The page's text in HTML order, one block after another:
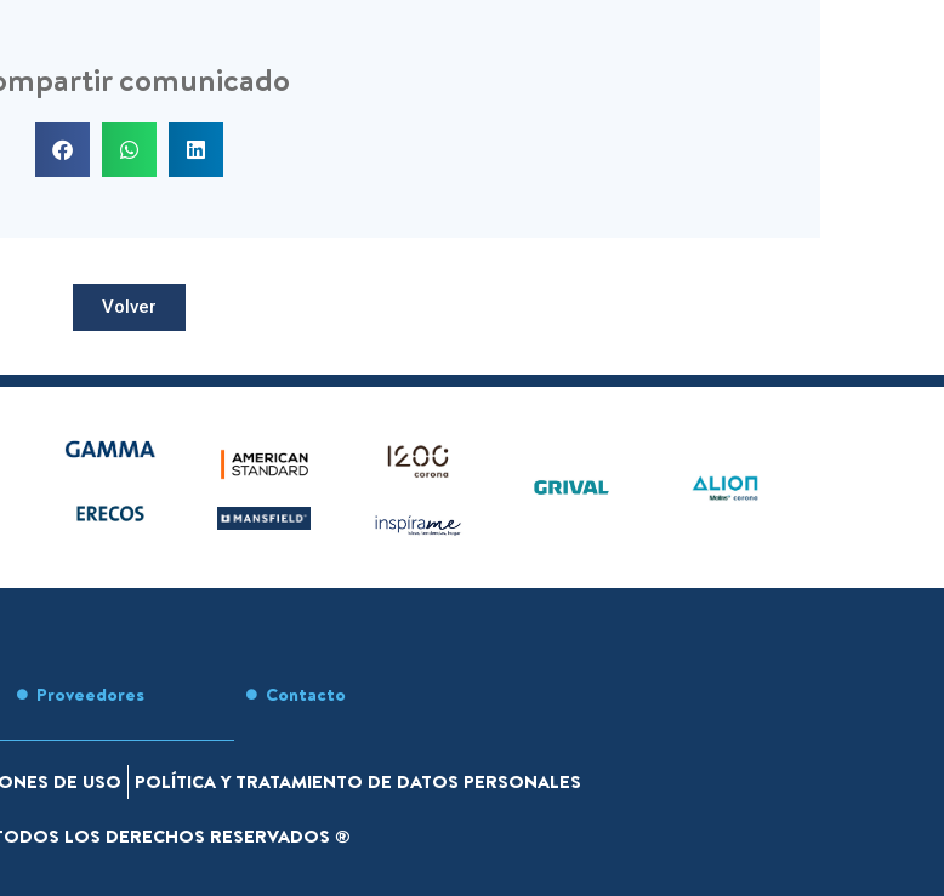
comunicado
Volver
Proveedores Contacto
DE USO POLÍTICA Y TRATAMIENTO DE DATOS PERSONALES
LOS DERECHOS RESERVADOS ®